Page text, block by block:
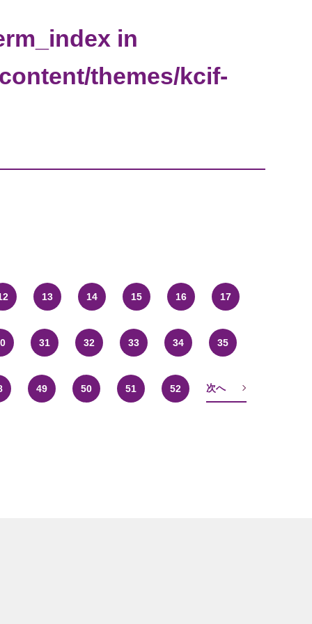
in
themes/kcif-
13 14 15 16 17
31 32 33 34 35
49 50 51 52 次へ